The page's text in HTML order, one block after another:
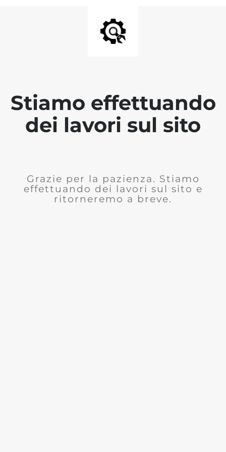
Stiamo effettuando
dei lavori sul sito
Grazie per la pazienza. Stiamo
effettuando dei lavori sul sito e
ritorneremo a breve.